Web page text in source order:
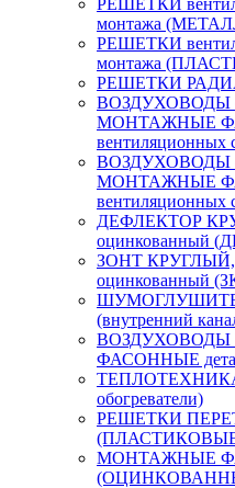
РЕШЕТКИ
монтажа
РЕШЕТКИ
монтажа
РЕШЕТКИ
ВОЗДУХОВОДЫ
МОНТАЖНЫЕ
вентиляционных
ВОЗДУХОВОДЫ
МОНТАЖНЫЕ
вентиляционных
ДЕФЛЕКТОР
оцинкованный
ЗОНТ КРУГЛЫЙ,
оцинкованный
(внутренний
ВОЗДУХОВОДЫ
ФАСОННЫЕ
ТЕПЛОТЕХНИКА
обогреватели)
РЕШЕТКИ
МОНТАЖНЫЕ